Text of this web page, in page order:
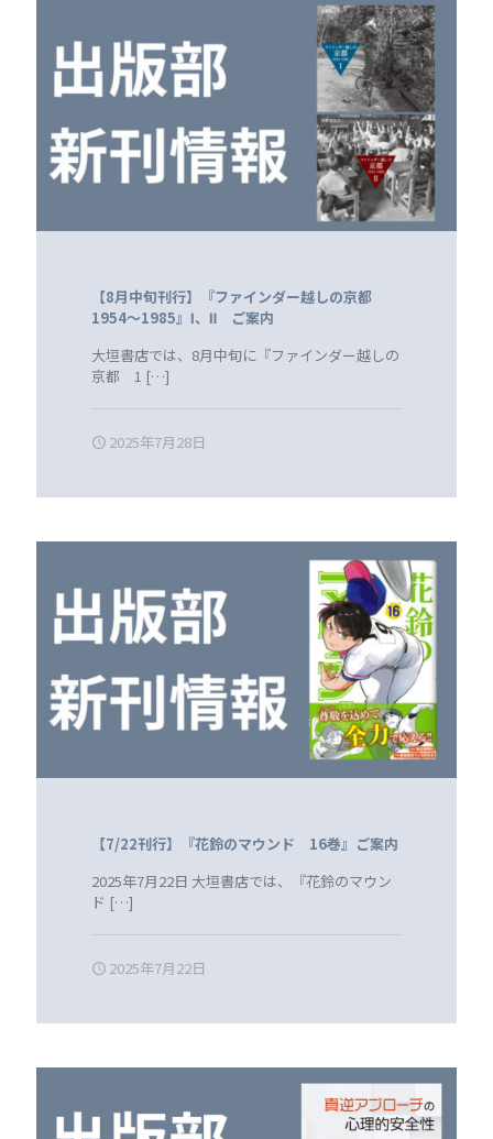
【8月中旬刊行】『ファインダー越しの京都
1954～1985』Ⅰ、Ⅱ ご案内
大垣書店では、8月中旬に『ファインダー越しの
京都 1 […]
2025年7月28日
【7/22刊行】『花鈴のマウンド 16巻』ご案内
2025年7月22日 大垣書店では、『花鈴のマウン
ド […]
2025年7月22日